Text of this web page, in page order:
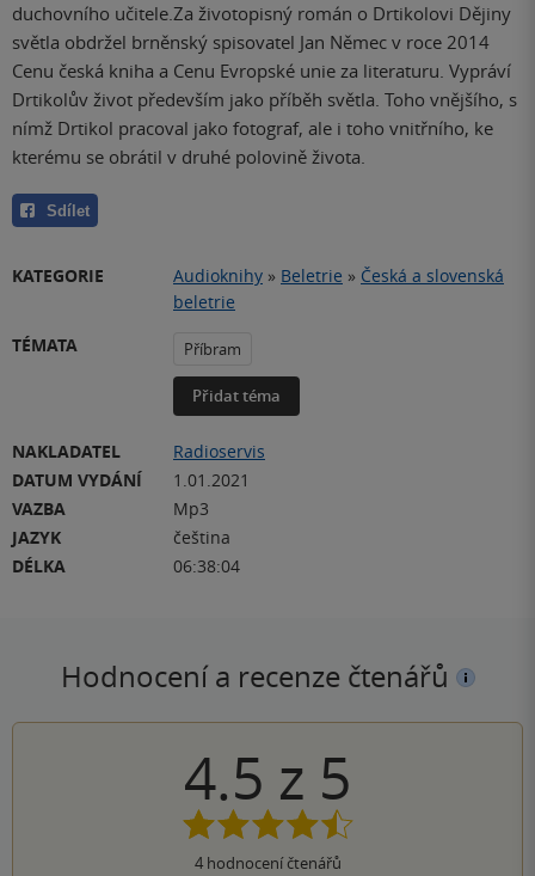
duchovního učitele.Za životopisný román o Drtikolovi Dějiny
světla obdržel brněnský spisovatel Jan Němec v roce 2014
Cenu česká kniha a Cenu Evropské unie za literaturu. Vypráví
Drtikolův život především jako příběh světla. Toho vnějšího, s
nímž Drtikol pracoval jako fotograf, ale i toho vnitřního, ke
kterému se obrátil v druhé polovině života.
Sdílet
KATEGORIE Audioknihy » Beletrie » Česká a slovenská
beletrie
TÉMATA
Příbram
Přidat téma
NAKLADATEL
Radioservis
DATUM VYDÁNÍ
1.01.2021
VAZBA
Mp3
JAZYK
čeština
DÉLKA
06:38:04
Hodnocení a recenze čtenářů
4.5 z 5
4hodnocení čtenářů